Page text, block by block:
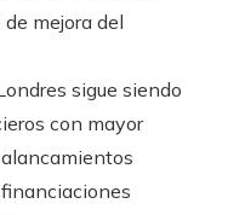
mejora del
sigue siendo
con mayor